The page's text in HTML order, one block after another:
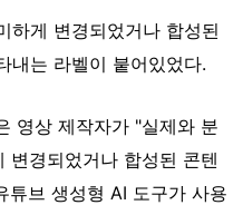
하게 변경되었거나 합성된
내는 라벨이 붙어있었다.
영상 제작자가 "실제와 분
변경되었거나 합성된 콘텐
브 생성형 AI 도구가 사용